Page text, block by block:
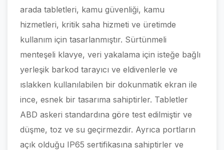
arada tabletleri, kamu güvenliği, kamu
hizmetleri, kritik saha hizmeti ve üretimde
kullanım için tasarlanmıştır. Sürtünmeli
menteşeli klavye, veri yakalama için isteğe bağlı
yerleşik barkod tarayıcı ve eldivenlerle ve
ıslakken kullanılabilen bir dokunmatik ekran ile
ince, esnek bir tasarıma sahiptirler. Tabletler
ABD askeri standardına göre test edilmiştir ve
düşme, toz ve su geçirmezdir. Ayrıca portların
açık olduğu IP65 sertifikasına sahiptirler ve